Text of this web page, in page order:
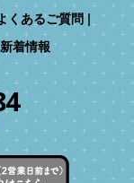
くあるご質問
新着情報